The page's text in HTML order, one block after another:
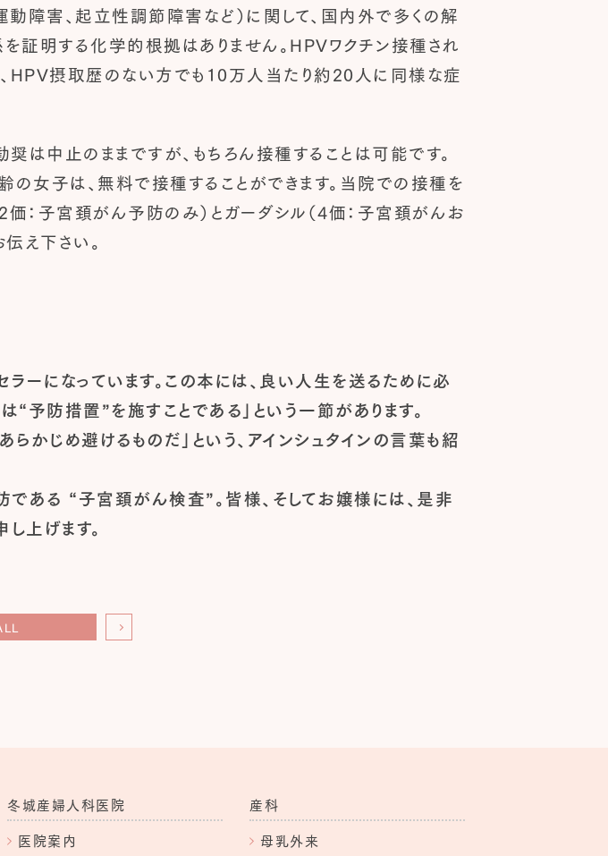
障害、起立性調節障害など）に関して、国内外で多くの解
証明する化学的根拠はありません。HPVワクチン接種され
HPV摂取歴のない方でも10万人当たり約20人に同様な症
中止のままですが、もちろん接種することは可能です。
女子は、無料で接種することができます。当院での接種を
：子宮頚がん予防のみ）とガーダシル（4価：子宮頚がんお
え下さい。
ーになっています。この本には、良い人生を送るために必
予防措置”を施すことである」という一節があります。
かじめ避けるものだ」という、アインシュタインの言葉も紹
ある “子宮頚がん検査”。皆様、そしてお嬢様には、是非
上げます。
冬城産婦人科医院
医院案内
産科
母乳外来